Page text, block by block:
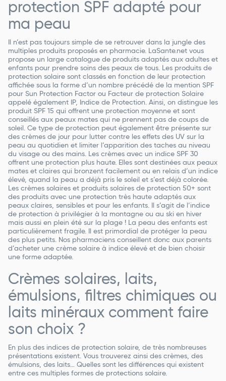
protection SPF adapté pour
ma peau
Il n’est pas toujours simple de se retrouver dans la jungle des
multiples produits proposés en pharmacie. LaSante.net vous
propose un large catalogue de produits adaptés aux adultes et
enfants pour prendre soins des peaux de tous. Les produits de
protection solaire sont classés en fonction de leur protection
affichée sous la forme d’un nombre précédé de la mention SPF
pour Sun Protection Factor ou Facteur de protection Solaire
appelé également IP, Indice de Protection. Ainsi, on distingue les
produit SPF 15 qui offrent une protection moyenne et sont
conseillés aux peaux mates qui ne prennent pas de coups de
soleil. Ce type de protection peut également être présente sur
des crèmes de jour pour lutter contre les effets des UV sur la
peau au quotidien et limiter l’apparition des taches au niveau
du visage ou des mains. Les crèmes avec un indice SPF 30
offrent une protection plus haute. Elles sont destinées aux peaux
mates et claires qui bronzent facilement ou en relais d’un indice
élevé, quand la peau a déjà pris le soleil et s’est déjà colorée.
Les crèmes solaires et produits solaires de protection 50+ sont
des produits avec une protection très haute adaptés aux
peaux claires, sensibles et pour les enfants. Il s’agit de l’indice
de protection à privilégier à la montagne ou au ski en hiver
mais aussi en plein été sur la plage ! La peau des enfants est
particulièrement fragile. Il est primordial de protéger la peau
des plus petits. Nos pharmaciens conseillent donc aux parents
d’acheter une crème solaire à indice élevé et de bien choisir
une forme adaptée.
Crèmes solaires, laits,
émulsions, filtres chimiques ou
laits minéraux comment faire
son choix ?
En plus des indices de protection solaire, de très nombreuses
présentations existent. Vous trouverez ainsi des crèmes, des
émulsions, des laits… Quelles sont les différences qui existent
entre ces multiples formes de protections solaire.